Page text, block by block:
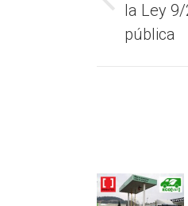
Publicación
anterior:
la Ley
pública